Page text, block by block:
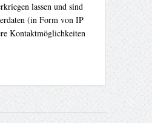
lassen und sind
(in Form von IP
Kontaktmöglichkeiten